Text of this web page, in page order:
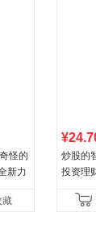
怪的
新力
藏
炒股的
投资理